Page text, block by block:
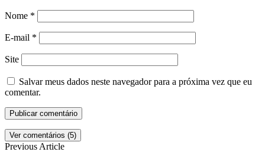
Nome *
E-mail *
Site
Salvar meus dados neste navegador para a próxima vez que eu
comentar.
Ver comentários (5)
Previous Article